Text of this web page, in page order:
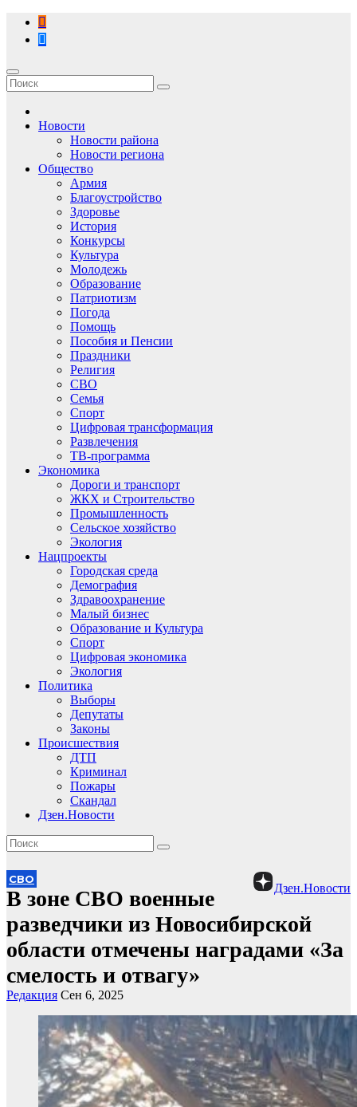
Перейти
содержимому
Новости
Новости района
Новости региона
Общество
Армия
Благоустройство
Здоровье
История
Конкурсы
Культура
Молодежь
Образование
Патриотизм
Погода
Помощь
Пособия и Пенсии
Праздники
Религия
СВО
Семья
Спорт
Цифровая трансформация
Развлечения
ТВ-программа
Экономика
Дороги и транспорт
ЖКХ и Строительство
Промышленность
Сельское хозяйство
Экология
Нацпроекты
Городская среда
Демография
Здравоохранение
Малый бизнес
Образование и Культура
Спорт
Цифровая экономика
Экология
Политика
Выборы
Депутаты
Законы
Происшествия
ДТП
Криминал
Пожары
Скандал
Дзен.Новости
Дзен.Новости
СВО
В зоне СВО военные
разведчики из Новосибирской
области отмечены наградами «За
смелость и отвагу»
Редакция Сен 6, 2025